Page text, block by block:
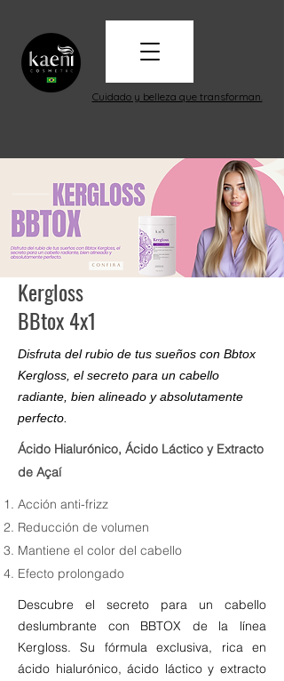
Cuidado y belleza que transforman.
Kergloss
BBtox 4x1
Disfruta del rubio de tus sueños con Bbtox
Kergloss, el secreto para un cabello
radiante, bien alineado y absolutamente
perfecto.
Ácido Hialurónico, Ácido Láctico y Extracto
de Açaí
Acción anti-frizz
Reducción de volumen
Mantiene el color del cabello
Efecto prolongado
Descubre el secreto para un cabello
deslumbrante con BBTOX de la línea
Kergloss. Su fórmula exclusiva, rica en
ácido hialurónico, ácido láctico y extracto